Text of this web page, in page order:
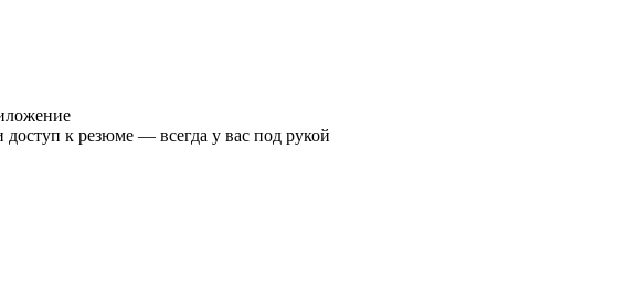
к резюме — всегда у вас под рукой